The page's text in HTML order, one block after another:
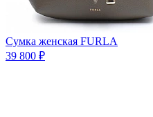
Сумка женская FURLA
39 800 ₽